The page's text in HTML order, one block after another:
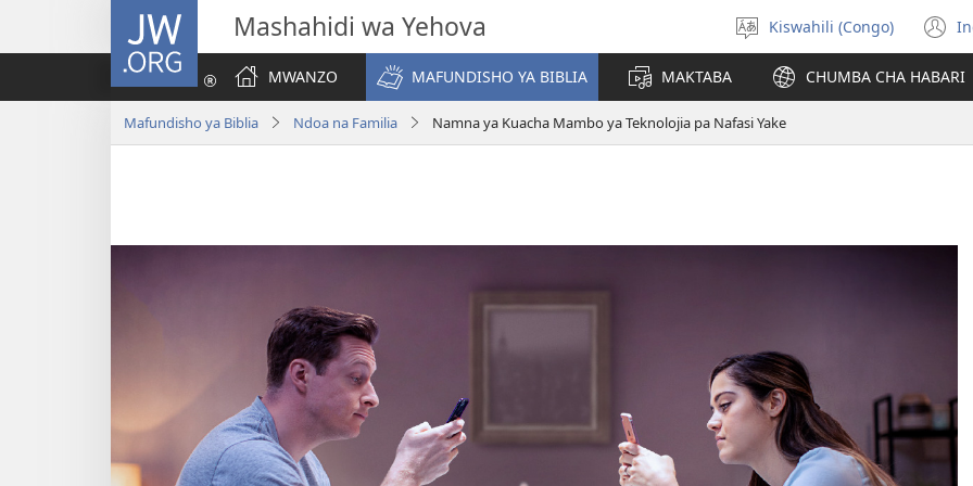
JW.ORG Mashahidi wa Yehova
Chagua
luga
Kiswahili (Congo)
MWANZO
MAFUNDISHO YA BIBLIA MAKTABA CHUMBA CHA HABARI
Mafundisho ya Biblia Ndoa na Familia Namna ya Kuacha Mambo ya Teknolojia pa Nafasi Yake